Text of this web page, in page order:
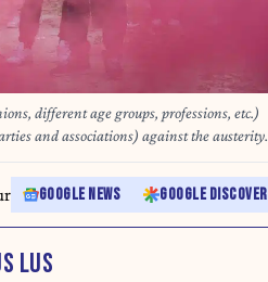
different age groups, professions, etc.)
and associations) against the austerity
GOOGLE NEWS GOOGLE DISCOVER
LUS